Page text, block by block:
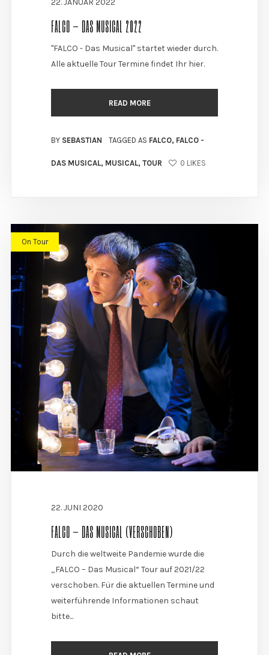
22. JANUAR 2022
FALCO – DAS MUSICAL 2022
"FALCO - Das Musical" startet wieder durch.
Alle aktuelle Tour Termine findet Ihr hier.
READ MORE
BY SEBASTIAN TAGGED AS FALCO, FALCO -
DAS MUSICAL, MUSICAL, TOUR 0 LIKES
On Tour
22. JUNI 2020
FALCO – DAS MUSICAL (VERSCHOBEN)
Durch die weltweite Pandemie wurde die
„FALCO – Das Musical“ Tour auf 2021/22
verschoben. Für die aktuellen Termine und
weiterführende Informationen schaut
bitte...